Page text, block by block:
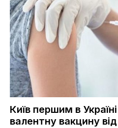
Київ першим в
валентну вакцину